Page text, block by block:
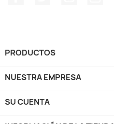
PRODUCTOS
NUESTRA EMPRESA
SU CUENTA